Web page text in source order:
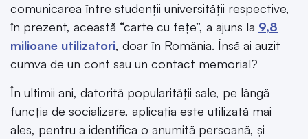
comunicarea între studenții universității respective,
în prezent, această “carte cu fețe”, a ajuns la 9,8
milioane utilizatori, doar în România. Însă ai auzit
cumva de un cont sau un contact memorial?
În ultimii ani, datorită popularității sale, pe lângă
funcția de socializare, aplicația este utilizată mai
ales, pentru a identifica o anumită persoană, și